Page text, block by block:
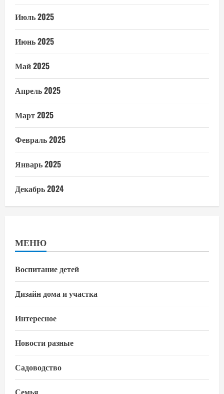
Июль 2025
Июнь 2025
Май 2025
Апрель 2025
Март 2025
Февраль 2025
Январь 2025
Декабрь 2024
МЕНЮ
Воспитание детей
Дизайн дома и участка
Интересное
Новости разные
Садоводство
Семья